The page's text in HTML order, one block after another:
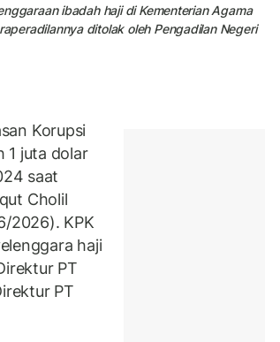
ibadah haji di Kementerian Agama
ditolak oleh Pengadilan Negeri
Korupsi
1 juta dolar
saat
Cholil
2026). KPK
haji
PT
PT